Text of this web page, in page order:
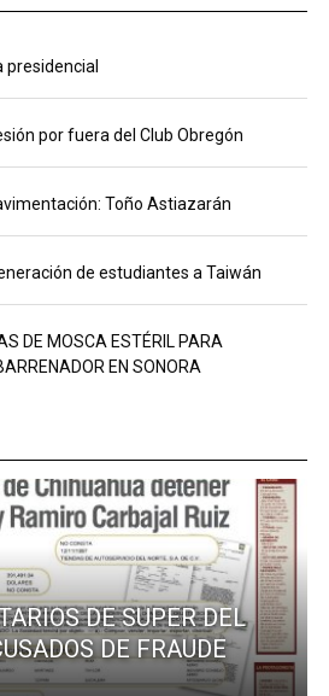
presidencial
por fuera del Club Obregón
Toño Astiazarán
de estudiantes a Taiwán
DE MOSCA ESTÉRIL PARA
EN SONORA
DE SUPER DEL
DE FRAUDE